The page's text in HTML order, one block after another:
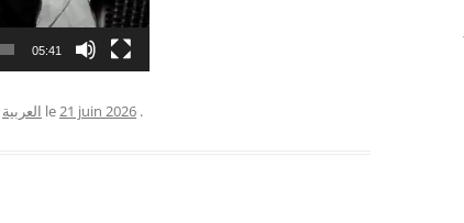
05:41
العربية le21 juin 2026 .